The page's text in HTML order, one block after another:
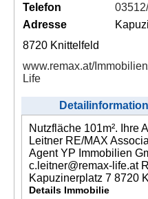
Telefon
Adresse
8720 Knittelfeld
www.remax.at/
Life
Nutzfläche 101m². Ihre
Leitner RE/MAX
Agent YP Immobilien
c.leitner@remax-life.at
Kapuzinerplatz 7 8720
Details Immobilie